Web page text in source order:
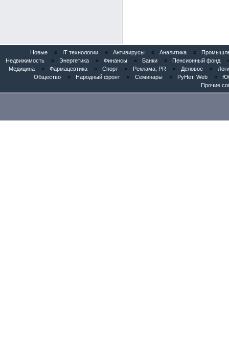
Новые « IT технологии « Антивирусы « Аналитика «
Недвижимость
« Энергетика « Финансы « Банки « Пенсионный фонд
Медицина
« Фармацевтика « Спорт « Реклама, PR « Деловое «
Общество
« Народный фронт « Семинары « РуНет, Web «
Прочие